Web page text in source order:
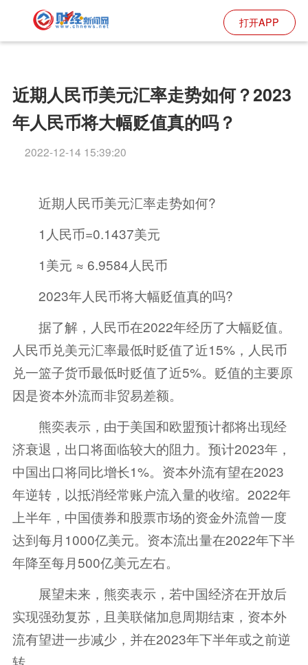
打开APP
近期人民币美元汇率走势如何？2023
年人民币将大幅贬值真的吗？
2022-12-14 15:39:20
近期人民币美元汇率走势如何?
1人民币=0.1437美元
1美元 ≈ 6.9584人民币
2023年人民币将大幅贬值真的吗?
据了解，人民币在2022年经历了大幅贬值。
人民币兑美元汇率最低时贬值了近15%，人民币
兑一篮子货币最低时贬值了近5%。贬值的主要原
因是资本外流而非贸易差额。
熊奕表示，由于美国和欧盟预计都将出现经
济衰退，出口将面临较大的阻力。预计2023年，
中国出口将同比增长1%。资本外流有望在2023
年逆转，以抵消经常账户流入量的收缩。2022年
上半年，中国债券和股票市场的资金外流曾一度
达到每月1000亿美元。资本流出量在2022年下半
年降至每月500亿美元左右。
展望未来，熊奕表示，若中国经济在开放后
实现强劲复苏，且美联储加息周期结束，资本外
流有望进一步减少，并在2023年下半年或之前逆
转。